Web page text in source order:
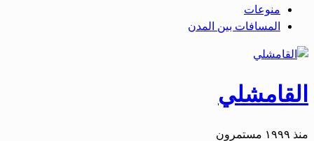
منوعات
المسافات بين المدن
القامشلي
منذ ١٩٩٩ مستمرون